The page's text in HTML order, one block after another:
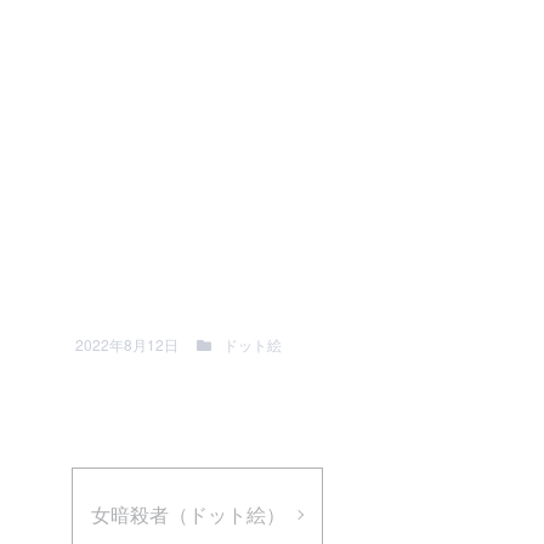
2022年8月12日 ドット絵
女暗殺者（ドット絵）